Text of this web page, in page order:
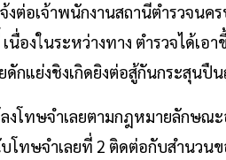
งต่อเจ้าพนักงานสถานีตำรวจนค
นื่องในระหว่างทาง ตำรวจได้เ
ดักแย่งชิงเกิดยิงต่อสู้กันกระสุน
งโทษจำเลยตามกฎหมายลักษณ
โทษจำเลยที่ 2 ติดต่อกับสำนวน